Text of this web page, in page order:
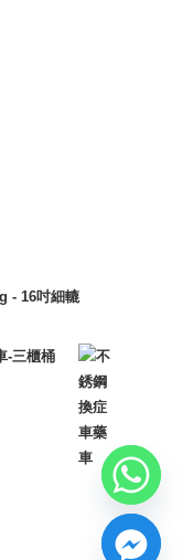
- 16吋細轆
-三櫃桶